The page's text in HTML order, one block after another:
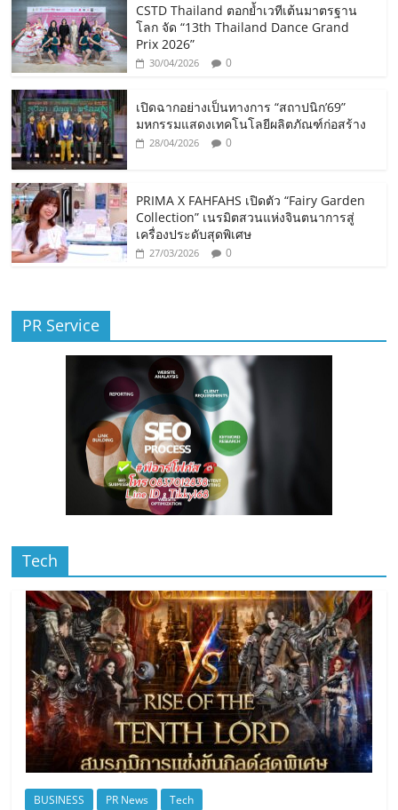
CSTD Thailand ตอกย้ำเวทีเต้นมาตรฐาน
โลก จัด “13th Thailand Dance Grand
Prix 2026”
30/04/2026 0
เปิดฉากอย่างเป็นทางการ “สถาปนิก’69”
มหกรรมแสดงเทคโนโลยีผลิตภัณฑ์ก่อสร้าง
28/04/2026 0
PRIMA X FAHFAHS เปิดตัว “Fairy Garden
Collection” เนรมิตสวนแห่งจินตนาการสู่
เครื่องประดับสุดพิเศษ
27/03/2026 0
PR Service
Tech
BUSINESS PR News Tech